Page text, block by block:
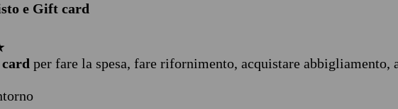
e Gift card
per fare la spesa, fare rifornimento, acquistare abbigliamento,